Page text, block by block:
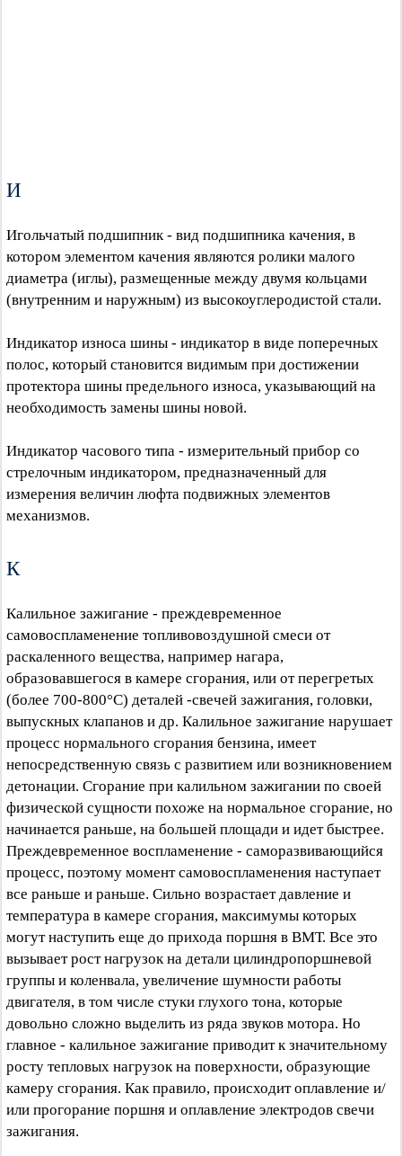
И
Игольчатый подшипник - вид подшипника качения, в
котором элементом качения являются ролики малого
диаметра (иглы), размещенные между двумя кольцами
(внутренним и наружным) из высокоуглеродистой стали.
Индикатор износа шины - индикатор в виде поперечных
полос, который становится видимым при достижении
протектора шины предельного износа, указывающий на
необходимость замены шины новой.
Индикатор часового типа - измерительный прибор со
стрелочным индикатором, предназначенный для
измерения величин люфта подвижных элементов
механизмов.
К
Калильное зажигание - преждевременное
самовоспламенение топливовоздушной смеси от
раскаленного вещества, например нагара,
образовавшегося в камере сгорания, или от перегретых
(более 700-800°C) деталей -свечей зажигания, головки,
выпускных клапанов и др. Калильное зажигание нарушает
процесс нормального сгорания бензина, имеет
непосредственную связь с развитием или возникновением
детонации. Сгорание при калильном зажигании по своей
физической сущности похоже на нормальное сгорание, но
начинается раньше, на большей площади и идет быстрее.
Преждевременное воспламенение - саморазвивающийся
процесс, поэтому момент самовоспламенения наступает
все раньше и раньше. Сильно возрастает давление и
температура в камере сгорания, максимумы которых
могут наступить еще до прихода поршня в ВМТ. Все это
вызывает рост нагрузок на детали цилиндропоршневой
группы и коленвала, увеличение шумности работы
двигателя, в том числе стуки глухого тона, которые
довольно сложно выделить из ряда звуков мотора. Но
главное - калильное зажигание приводит к значительному
росту тепловых нагрузок на поверхности, образующие
камеру сгорания. Как правило, происходит оплавление и/
или прогорание поршня и оплавление электродов свечи
зажигания.